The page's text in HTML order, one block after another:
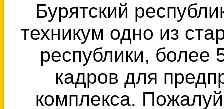
Бурятский
техникум одно из
республики, более
кадров для
комплекса.